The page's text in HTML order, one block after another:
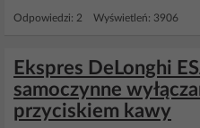
Odpowiedzi: 2 Wyświetleń: 3906
Ekspres DeLonghi
samoczynne
przyciskiem kawy